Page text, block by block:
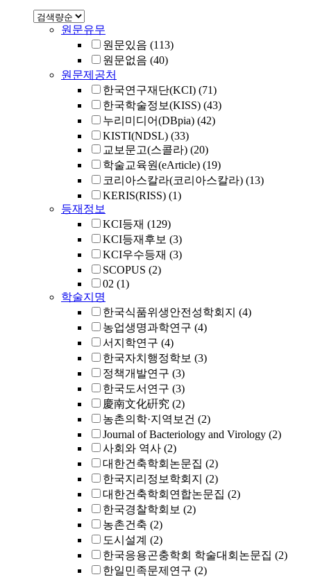
원문유무
원문있음 (113)
원문없음 (40)
원문제공처
한국연구재단(KCI) (71)
한국학술정보(KISS) (43)
누리미디어(DBpia) (42)
KISTI(NDSL) (33)
교보문고(스콜라) (20)
학술교육원(eArticle) (19)
코리아스칼라(코리아스칼라) (13)
KERIS(RISS) (1)
등재정보
KCI등재 (129)
KCI등재후보 (3)
KCI우수등재 (3)
SCOPUS (2)
02 (1)
학술지명
한국식품위생안전성학회지 (4)
농업생명과학연구 (4)
서지학연구 (4)
한국자치행정학보 (3)
정책개발연구 (3)
한국도서연구 (3)
慶南文化硏究 (2)
농촌의학·지역보건 (2)
Journal of Bacteriology and Virology (2)
사회와 역사 (2)
대한건축학회논문집 (2)
한국지리정보학회지 (2)
대한건축학회연합논문집 (2)
한국경찰학회보 (2)
농촌건축 (2)
도시설계 (2)
한국응용곤충학회 학술대회논문집 (2)
한일민족문제연구 (2)